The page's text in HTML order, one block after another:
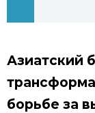
Блог
Политика
Экономика
Японский
Японский
Семья
Азиатский
борьбе за